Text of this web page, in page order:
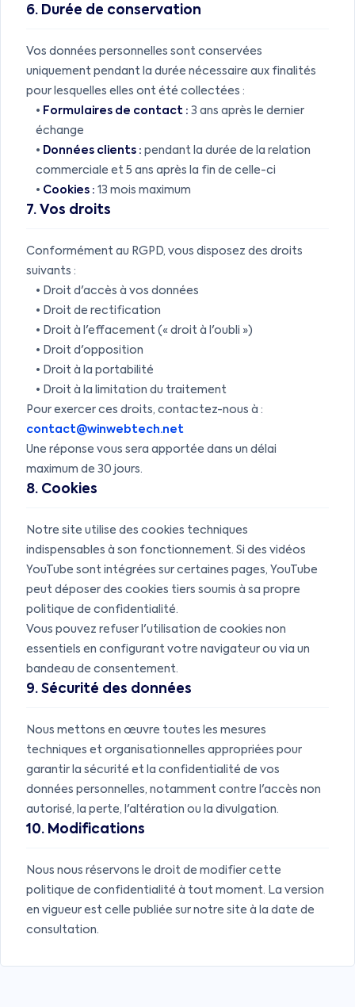
6. Durée de conservation
Vos données personnelles sont conservées
uniquement pendant la durée nécessaire aux finalités
pour lesquelles elles ont été collectées :
• Formulaires de contact : 3 ans après le dernier
échange
• Données clients : pendant la durée de la relation
commerciale et 5 ans après la fin de celle-ci
• Cookies : 13 mois maximum
7. Vos droits
Conformément au RGPD, vous disposez des droits
suivants :
• Droit d'accès à vos données
• Droit de rectification
• Droit à l'effacement (« droit à l'oubli »)
• Droit d'opposition
• Droit à la portabilité
• Droit à la limitation du traitement
Pour exercer ces droits, contactez-nous à :
contact@winwebtech.net
Une réponse vous sera apportée dans un délai
maximum de 30 jours.
8. Cookies
Notre site utilise des cookies techniques
indispensables à son fonctionnement. Si des vidéos
YouTube sont intégrées sur certaines pages, YouTube
peut déposer des cookies tiers soumis à sa propre
politique de confidentialité.
Vous pouvez refuser l'utilisation de cookies non
essentiels en configurant votre navigateur ou via un
bandeau de consentement.
9. Sécurité des données
Nous mettons en œuvre toutes les mesures
techniques et organisationnelles appropriées pour
garantir la sécurité et la confidentialité de vos
données personnelles, notamment contre l'accès non
autorisé, la perte, l'altération ou la divulgation.
10. Modifications
Nous nous réservons le droit de modifier cette
politique de confidentialité à tout moment. La version
en vigueur est celle publiée sur notre site à la date de
consultation.